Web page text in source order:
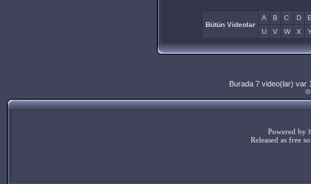
Bütün Videolar
A B C D
U
V W X
Burada 7 video(lar) var
©
Powered by
Released as free